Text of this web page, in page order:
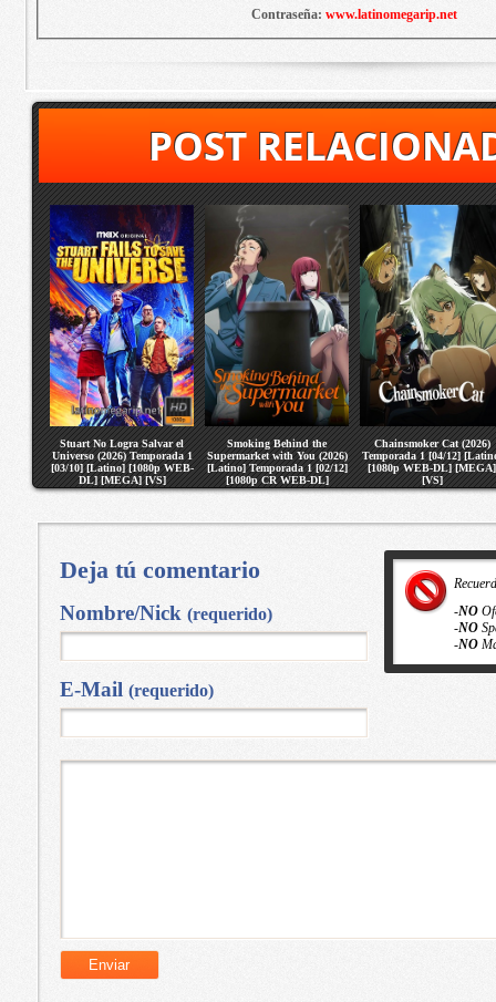
Contraseña: www.latinomegarip.net
POST
Stuart No Logra Salvar el
Universo (2026) Temporada 1
[03/10] [Latino] [1080p WEB-
DL] [MEGA] [VS]
Smoking Behind the
Supermarket with You (2026)
[Latino] Temporada 1 [02/12]
[1080p CR WEB-DL]
[MEGA] [VS]
Chainsmoker Cat (2026)
Temporada 1 [04/12]
[1080p WEB-DL] [MEGA]
[VS]
-NO
-NO
-NO
Deja tú comentario
Nombre/Nick (requerido)
E-Mail (requerido)